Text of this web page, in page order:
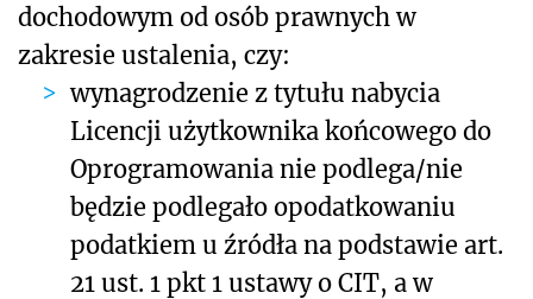
dochodowym od osób prawnych w
zakresie ustalenia, czy:
wynagrodzenie z tytułu nabycia
Licencji użytkownika końcowego do
Oprogramowania nie podlega/nie
będzie podlegało opodatkowaniu
podatkiem u źródła na podstawie art.
21 ust. 1 pkt 1 ustawy o CIT, a w